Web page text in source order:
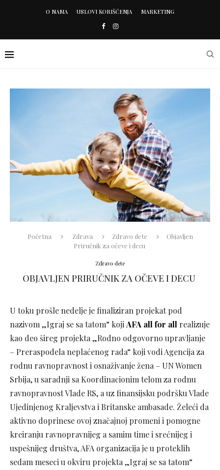
O NAMA USLOVI KORIŠĆENJA MARKETING
Početna Zdrava Zdravo dete
Objavljen
Priručnik za očeve i decu
Zdravo dete
OBJAVLJEN PRIRUČNIK ZA OČEVE I DECU
U toku prošle nedelje je finaliziran projekat pod
nazivom „Igraj se sa tatom“ kojiAFA all for all realizuje
kao deo šireg projekta „Rodno odgovorno upravljanje
– Preraspodela neplaćenog rada“ koji vodi Agencija za
rodnu ravnopravnost i osnaživanje žena – UN Women
Srbija, u saradnji sa Koordinacionim telom za rodnu
ravnopravnost Vlade RS, a uz finansijsku podršku Vlade
Ujedinjenog Kraljevstva i Britanske ambasade. Želeći da
aktivno doprinese ovoj značajnoj promeni i pomogne
kreiranju ravnopravnijeg a samim time i srećnijeg i
uspešnijeg društva, AFA organizacija je u proteklih
sedam meseci u okviru projekta „Igraj se sa tatom“